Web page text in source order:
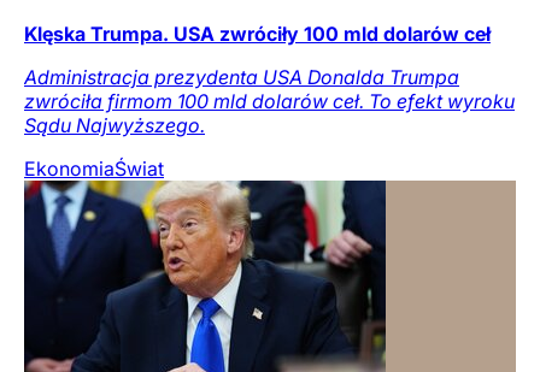
Klęska Trumpa. USA zwróciły 100 mld dolarów ceł
Administracja prezydenta USA Donalda Trumpa
zwróciła firmom 100 mld dolarów ceł. To efekt wyroku
Sądu Najwyższego.
EkonomiaŚwiat